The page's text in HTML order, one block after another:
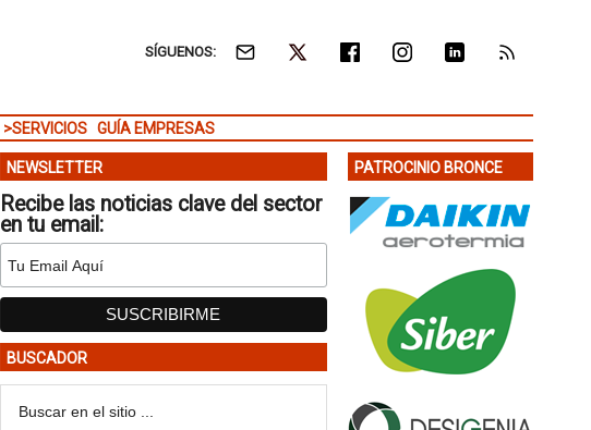
SÍGUENOS:
>SERVICIOS GUÍA EMPRESAS
NEWSLETTER
Recibe las noticias clave del sector
en tu email:
BUSCADOR
PATROCINIO BRONCE